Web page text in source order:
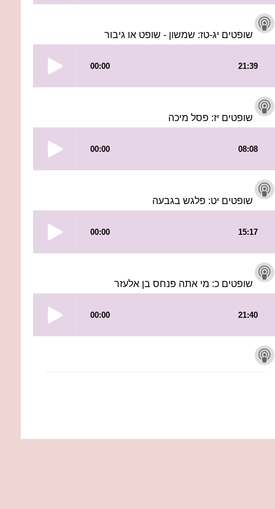
שופטים יג-טז: שמשון - שופט או גיבור
שופטים יז: פסל מיכה
שופטים יט: פלגש בגבעה
שופטים כ: מי אתה פנחס בן אלעזר